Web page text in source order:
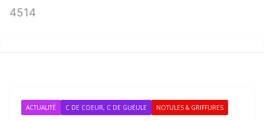
4514
ACTUALITÉ C DE COEUR, C DE GUEULE NOTULES & GRIFFURES